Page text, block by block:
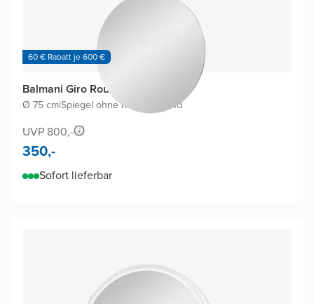
60 € Rabatt je 600 €
Balmani Giro Round Badspiegel
Ø 75 cm|Spiegel ohne Rahmen Rund
UVP 800,-
350,-
Sofort lieferbar